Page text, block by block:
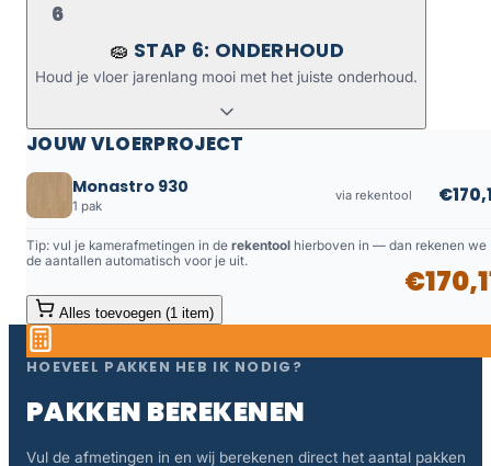
6
🧽 STAP 6: ONDERHOUD
Houd je vloer jarenlang mooi met het juiste onderhoud.
JOUW VLOERPROJECT
Monastro 930
1 pak
via rekentool
Tip: vul je kamerafmetingen in de rekentool hierboven in — dan rekenen we
de aantallen automatisch voor je uit.
Alles toevoegen (1 item)
HOEVEEL PAKKEN HEB IK NODIG?
PAKKEN BEREKENEN
Vul de afmetingen in en wij berekenen direct het aantal pakken